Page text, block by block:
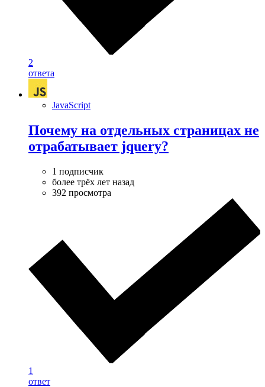
2
ответа
JavaScript
Почему на отдельных страницах не
отрабатывает jquery?
1 подписчик
более трёх лет назад
392 просмотра
1
ответ